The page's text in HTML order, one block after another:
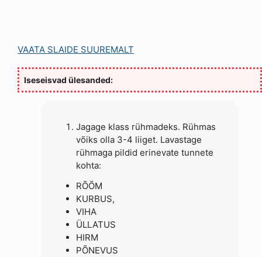
VAATA SLAIDE SUUREMALT
Iseseisvad ülesanded:
Jagage klass rühmadeks. Rühmas
võiks olla 3-4 liiget. Lavastage
rühmaga pildid erinevate tunnete
kohta:
RÕÕM
KURBUS,
VIHA
ÜLLATUS
HIRM
PÕNEVUS